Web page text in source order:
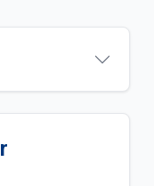
tu experiencia |